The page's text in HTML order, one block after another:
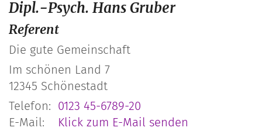
Dipl.-Psych. HansGruber
Referent
Die gute Gemeinschaft
Im schönen Land 7
12345 Schönestadt
Telefon: 0123 45-6789-20
E-Mail:
Klick zum E-Mail senden